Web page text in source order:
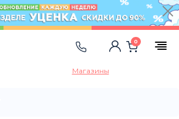
Магазины
0